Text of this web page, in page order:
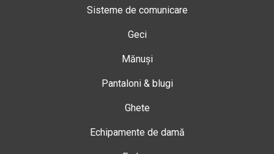
Sisteme de comunicare
Geci
Mănuși
Pantaloni & blugi
Ghete
Echipamente de damă